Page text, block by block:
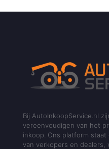
Bij AutoInkoopService.nl
vereenvoudigen van het
inkoop. Ons platform
van verkopers en dealers,